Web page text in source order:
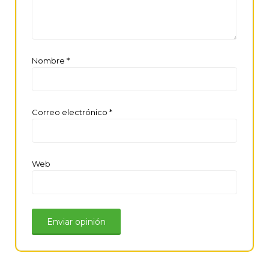
Nombre *
Correo electrónico *
Web